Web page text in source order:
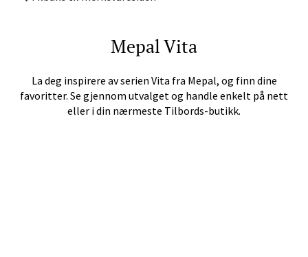
MepalVita
La deg inspirere av serien Vita fra Mepal, og finn dine
favoritter. Se gjennom utvalget og handle enkelt på nett
eller i din nærmeste Tilbords-butikk.
Tromsø - Jekta Storsenter
Karlsøyveien 12, 9015 Tromsø